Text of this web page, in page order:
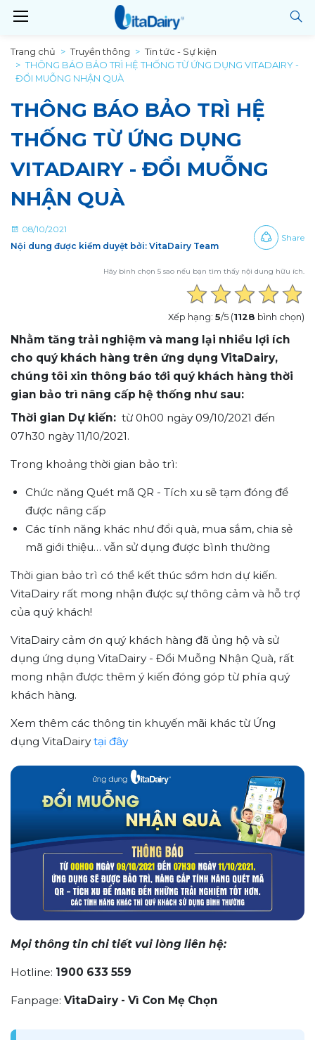
Trang chủ Truyền thông
Tin tức - Sự kiện
THÔNG BÁO BẢO TRÌ HỆ THỐNG TỪ ỨNG DỤNG VITADAIRY -
ĐỔI MUỖNG NHẬN QUÀ
THÔNG BÁO BẢO TRÌ HỆ
THỐNG TỪ ỨNG DỤNG
VITADAIRY - ĐỔI MUỖNG
NHẬN QUÀ
08/10/2021
Nội dung được kiểm duyệt bởi: VitaDairy Team
Share
Hãy bình chọn 5 sao nếu bạn tìm thấy nội dung hữu ích.
Xếp hạng: 5/5 (1128 bình chọn)
Nhằm tăng trải nghiệm và mang lại nhiều lợi ích
cho quý khách hàng trên ứng dụng VitaDairy,
chúng tôi xin thông báo tới quý khách hàng thời
gian bảo trì nâng cấp hệ thống như sau:
Thời gian Dự kiến: từ 0h00 ngày 09/10/2021 đến
07h30 ngày 11/10/2021.
Trong khoảng thời gian bảo trì:
Chức năng Quét mã QR - Tích xu sẽ tạm đóng để
được nâng cấp
Các tính năng khác như đổi quà, mua sắm, chia sẻ
mã giới thiệu… vẫn sử dụng được bình thường
Thời gian bảo trì có thể kết thúc sớm hơn dự kiến.
VitaDairy rất mong nhận được sự thông cảm và hỗ trợ
của quý khách!
VitaDairy cảm ơn quý khách hàng đã ủng hộ và sử
dụng ứng dụng VitaDairy - Đổi Muỗng Nhận Quà, rất
mong nhận được thêm ý kiến đóng góp từ phía quý
khách hàng.
Xem thêm các thông tin khuyến mãi khác từ Ứng
dụng VitaDairytại đây
Mọi thông tin chi tiết vui lòng liên hệ:
Hotline: 1900 633 559
Fanpage: VitaDairy - Vì Con Mẹ Chọn